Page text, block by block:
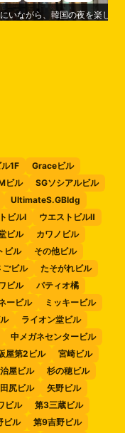
きを味わえるのが「
にいながら、韓国の夜を楽し
1F
Graceビル
ビル
SGソシアルビル
UltimateS.GBldg
ビルⅠ
ウエストビルⅡ
ビル
カワノビル
ビル
その他ビル
ごビル
たそがれビル
ビル
パティオ橘
ービル
ミッキービル
ライオン堂ビル
中メガネセンタービル
屋第2ビル
宮崎ビル
屋ビル
杉の穂ビル
田尻ビル
矢野ビル
ビル
第3三蔵ビル
ビル
第9吉野ビル